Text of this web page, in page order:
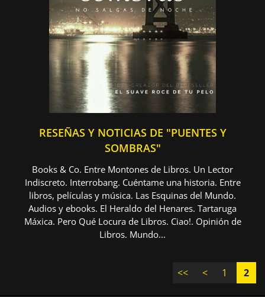
RESEÑAS Y NOTICIAS DE "PUENTES Y
SOMBRAS"
Books & Co. Entre Montones de Libros. Un Lector
Indiscreto. Interrobang. Cuéntame una historia. Entre
libros, películas y música. Las Esquinas del Mundo.
Audios y ebooks. El Heraldo del Henares. Tartaruga
Máxica. Pero Qué Locura de Libros. Ciao!. Opinión de
Libros. Mundo...
<< < 1 2